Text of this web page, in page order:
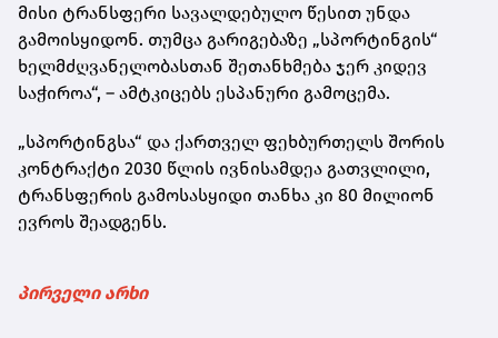
მისი ტრანსფერი სავალდებულო წესით უნდა
გამოისყიდონ. თუმცა გარიგებაზე „სპორტინგის“
ხელმძღვანელობასთან შეთანხმება ჯერ კიდევ
საჭიროა“, – ამტკიცებს ესპანური გამოცემა.
„სპორტინგსა“ და ქართველ ფეხბურთელს შორის
კონტრაქტი 2030 წლის ივნისამდეა გათვლილი,
ტრანსფერის გამოსასყიდი თანხა კი 80 მილიონ
ევროს შეადგენს.
პირველი არხი